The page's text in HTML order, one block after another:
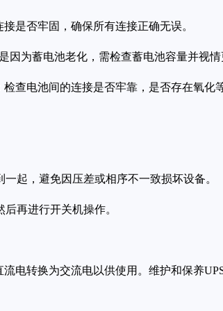
是否牢固，确保所有连接正确无误。
因为蓄电池老化，需检查蓄电池容量并视情
查电池间的连接是否牢靠，是否存在氧化
起，避免因压差或相序不一致损坏设备。
再进行开关机操作。
电转换为交流电以供使用。维护和保养